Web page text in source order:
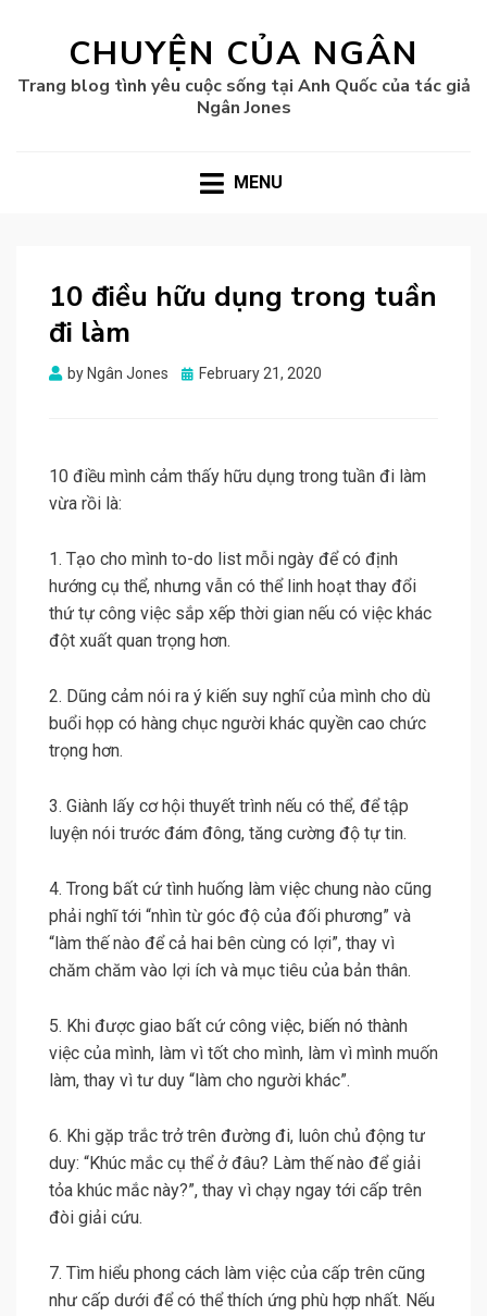
CHUYỆN CỦA NGÂN
Trang blog tình yêu cuộc sống tại Anh Quốc của tác giả
Ngân Jones
MENU
10 điều hữu dụng trong tuần
đi làm
by Ngân Jones
Posted
February 21, 2020
10 điều mình cảm thấy hữu dụng trong tuần đi làm
vừa rồi là:
1. Tạo cho mình to-do list mỗi ngày để có định
hướng cụ thể, nhưng vẫn có thể linh hoạt thay đổi
thứ tự công việc sắp xếp thời gian nếu có việc khác
đột xuất quan trọng hơn.
2. Dũng cảm nói ra ý kiến suy nghĩ của mình cho dù
buổi họp có hàng chục người khác quyền cao chức
trọng hơn.
3. Giành lấy cơ hội thuyết trình nếu có thể, để tập
luyện nói trước đám đông, tăng cường độ tự tin.
4. Trong bất cứ tình huống làm việc chung nào cũng
phải nghĩ tới “nhìn từ góc độ của đối phương” và
“làm thế nào để cả hai bên cùng có lợi”, thay vì
chăm chăm vào lợi ích và mục tiêu của bản thân.
5. Khi được giao bất cứ công việc, biến nó thành
việc của mình, làm vì tốt cho mình, làm vì mình muốn
làm, thay vì tư duy “làm cho người khác”.
6. Khi gặp trắc trở trên đường đi, luôn chủ động tư
duy: “Khúc mắc cụ thể ở đâu? Làm thế nào để giải
tỏa khúc mắc này?”, thay vì chạy ngay tới cấp trên
đòi giải cứu.
7. Tìm hiểu phong cách làm việc của cấp trên cũng
như cấp dưới để có thể thích ứng phù hợp nhất. Nếu